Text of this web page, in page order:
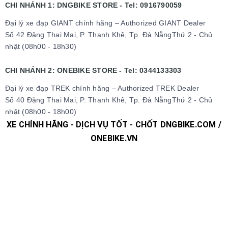
CHI NHÁNH 1: DNGBIKE STORE - Tel: 0916790059
Đại lý xe đạp GIANT chính hãng – Authorized GIANT Dealer
Số 42 Đặng Thai Mai, P. Thanh Khê, Tp. Đà NẵngThứ 2 - Chủ
nhật (08h00 - 18h30)
CHI NHÁNH 2: ONEBIKE STORE - Tel: 0344133303
Đại lý xe đạp TREK chính hãng – Authorized TREK Dealer
Số 40 Đặng Thai Mai, P. Thanh Khê, Tp. Đà NẵngThứ 2 - Chủ
nhật (08h00 - 18h00)
XE CHÍNH HÃNG - DỊCH VỤ TỐT - CHỐT DNGBIKE.COM /
ONEBIKE.VN